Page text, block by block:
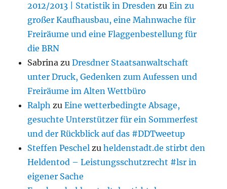
2012/2013 | Statistik in Dresden zuEin zu
großer Kaufhausbau, eine Mahnwache für
Freiräume und eine Flaggenbestellung für
die BRN
Sabrina zuDresdner Staatsanwaltschaft
unter Druck, Gedenken zum Aufessen und
Freiräume im Alten Wettbüro
Ralph zuEine wetterbedingte Absage,
gesuchte Unterstützer für ein Sommerfest
und der Rückblick auf das #DDTweetup
Steffen Peschel zuheldenstadt.de stirbt den
Heldentod – Leistungsschutzrecht #lsr in
eigener Sache